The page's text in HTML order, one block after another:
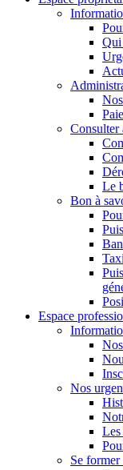
Qui
Le
Bon à
Espace
Nos
Les
Se